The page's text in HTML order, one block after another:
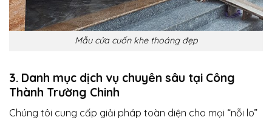
Mẫu cửa cuốn khe thoáng đẹp
3. Danh mục dịch vụ chuyên sâu tại Công
Thành Trường Chinh
Chúng tôi cung cấp giải pháp toàn diện cho mọi “nỗi lo”